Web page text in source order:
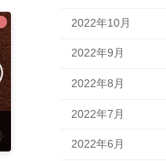
2022年10月
2022年9月
2022年8月
2022年7月
2022年6月